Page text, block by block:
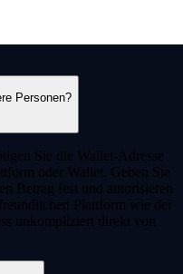
Personen?
Sie die Wallet-Adresse
oder Wallet. Geben Sie
Betrag fest und autorisieren
Plattform wie der
unkompliziert direkt von